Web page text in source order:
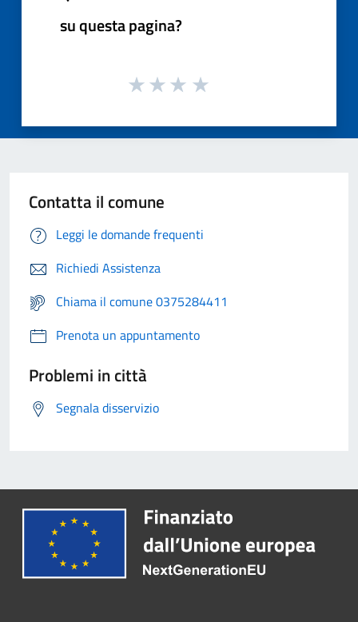
su questa pagina?
Contatta il comune
Leggi le domande frequenti
Richiedi Assistenza
Chiama il comune 0375284411
Prenota un appuntamento
Problemi in città
Segnala disservizio